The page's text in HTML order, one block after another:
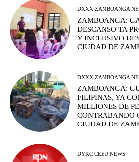
DXXX ZAMBOANGA
ZAMBOANGA:
DESCANSO TA
Y INCLUSIVO
CIUDAD DE
DXXX ZAMBOANGA
ZAMBOANGA:
FILIPINAS, YA
MILLIONES DE
CONTRABANDO
CIUDAD DE
DYKC CEBU NEWS